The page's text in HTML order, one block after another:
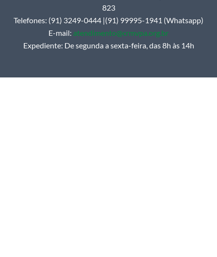
823
Telefones: (91) 3249-0444 |(91) 99995-1941 (Whatsapp)
E-mail: atendimento@crmvpa.org.br
Expediente: De segunda a sexta-feira, das 8h às 14h